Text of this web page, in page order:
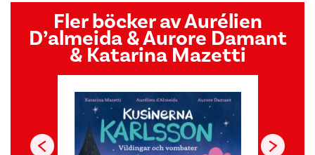
Fler böcker av Aurélien
D’almeida & Aurore Damant
& Katarina Mazetti